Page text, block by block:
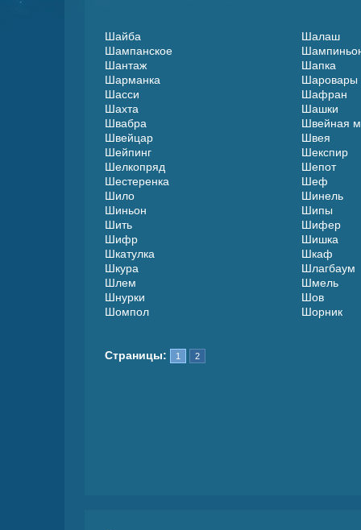
Шайба
Шалаш
Шампанское
Шантаж
Шапка
Шарманка
Шаровары
Шасси
Шафран
Шахта
Шашки
Швабра
Швейная
Швейцар
Швея
Шейпинг
Шекспир
Шелкопряд
Шепот
Шестеренка
Шеф
Шило
Шинель
Шиньон
Шипы
Шить
Шифер
Шифр
Шишка
Шкатулка
Шкаф
Шкура
Шлагбаум
Шлем
Шмель
Шнурки
Шов
Шомпол
Шорник
Страницы: 1 2